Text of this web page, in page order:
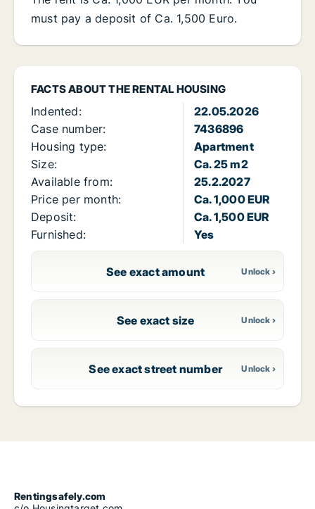
FACTS ABOUT THE RENTAL HOUSING
Indented:
22.05.2026
Case number:
7436896
Housing type:
Apartment
Size:
Ca. 25 m2
Available from:
25.2.2027
Price per month:
Ca. 1,000 EUR
Deposit:
Ca. 1,500 EUR
Furnished:
Yes
See exact amount
See exact size
See exact street number
must pay a deposit of Ca. 1,500 Euro.
Rentingsafely.com